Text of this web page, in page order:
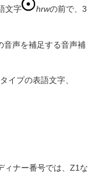
文字 hrwの前で、3
音声を補足する音声補
イプの表語文字、
ィナー番号では、Z1な